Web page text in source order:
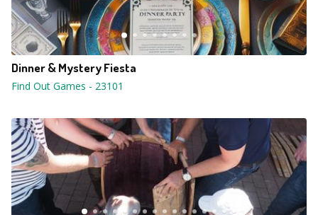
Dinner & Mystery Fiesta
Find Out Games - 23101